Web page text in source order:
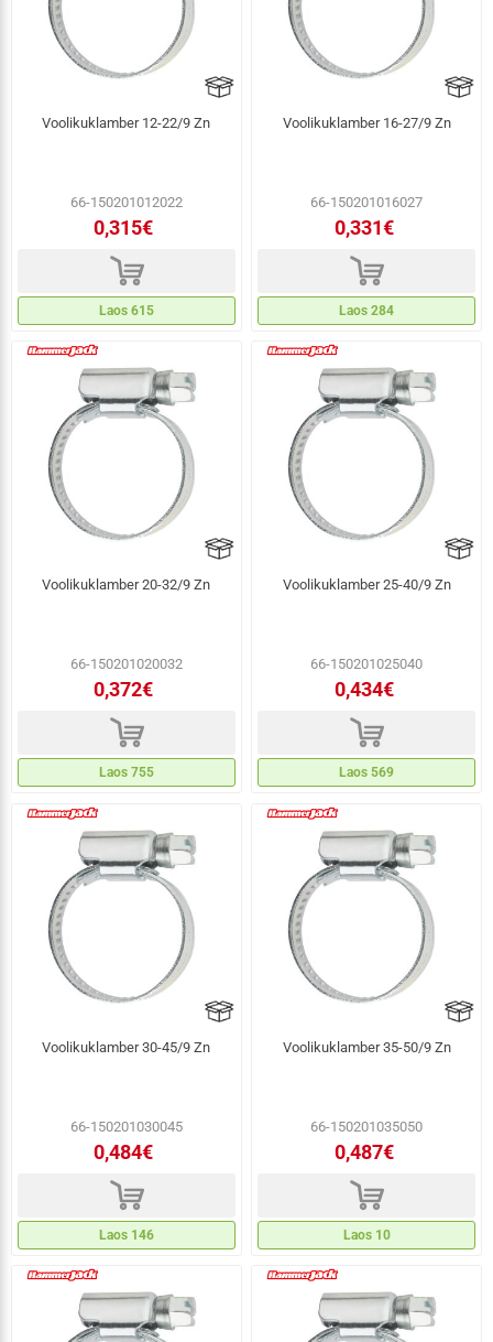
Voolikuklamber 12-22/9 Zn
66-150201012022
0,315€
d
Laos 615
Voolikuklamber 16-27/9 Zn
66-150201016027
0,331€
d
Laos 284
Voolikuklamber 20-32/9 Zn
66-150201020032
0,372€
d
Laos 755
Voolikuklamber 25-40/9 Zn
66-150201025040
0,434€
d
Laos 569
Voolikuklamber 30-45/9 Zn
66-150201030045
0,484€
d
Laos 146
Voolikuklamber 35-50/9 Zn
66-150201035050
0,487€
d
Laos 10